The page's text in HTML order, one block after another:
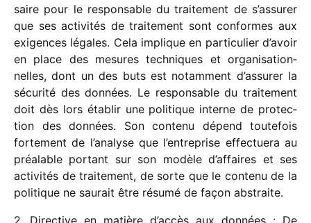
saire pour le respon­sable du trai­te­ment de s’assurer
que ses acti­vi­tés de trai­te­ment sont conformes aux
exigences légales. Cela implique en parti­cu­lier d’avoir
en place des mesures tech­niques et orga­ni­sa­tion­
nelles, dont un des buts est notam­ment d’assurer la
sécu­rité des données. Le respon­sable du trai­te­ment
doit dès lors établir une poli­tique interne de protec­
tion des données. Son contenu dépend toute­fois
forte­ment de l’analyse que l’entreprise effec­tuera au
préa­lable portant sur son modèle d’affaires et ses
acti­vi­tés de trai­te­ment, de sorte que le contenu de la
poli­tique ne saurait être résumé de façon abstraite.